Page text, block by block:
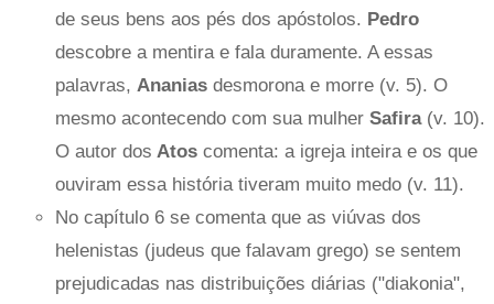
de seus bens aos pés dos apóstolos. Pedro
descobre a mentira e fala duramente. A essas
palavras, Ananias desmorona e morre (v. 5). O
mesmo acontecendo com sua mulher Safira(v. 10).
O autor dos Atos comenta: a igreja inteira e os que
ouviram essa história tiveram muito medo (v. 11).
No capítulo 6 se comenta que as viúvas dos
helenistas (judeus que falavam grego) se sentem
prejudicadas nas distribuições diárias ("diakonia",